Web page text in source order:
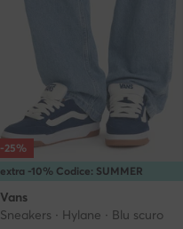
extra -10% Codice: SUMMER
-25%
Vans
Sneakers · Hylane · Blu scuro